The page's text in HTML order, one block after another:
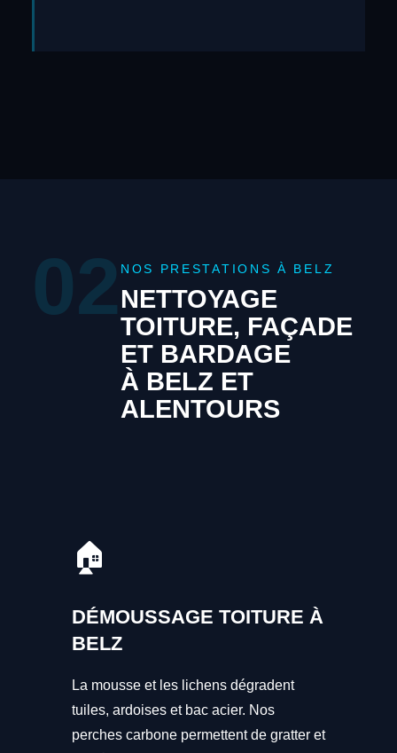
02 NOS PRESTATIONS À BELZ
NETTOYAGE
TOITURE, FAÇADE
ET BARDAGE
À BELZ ET
ALENTOURS
🏠
DÉMOUSSAGE TOITURE À
BELZ
La mousse et les lichens dégradent
tuiles, ardoises et bac acier. Nos
perches carbone permettent de gratter et